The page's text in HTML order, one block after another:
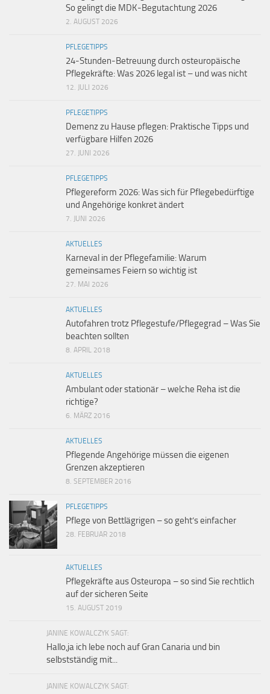
So gelingt die MDK-Begutachtung 2026
2. AUGUST 2026
PFLEGETIPPS
24-Stunden-Betreuung durch osteuropäische
Pflegekräfte: Was 2026 legal ist – und was nicht
12. JULI 2026
PFLEGETIPPS
Demenz zu Hause pflegen: Praktische Tipps und
verfügbare Hilfen 2026
27. JUNI 2026
PFLEGETIPPS
Pflegereform 2026: Was sich für Pflegebedürftige
und Angehörige konkret ändert
7. JUNI 2026
AKTUELLES
Karneval in der Pflegefamilie: Warum
gemeinsames Feiern so wichtig ist
27. MAI 2026
AKTUELLES
Autofahren trotz Pflegestufe/Pflegegrad – Was Sie
beachten sollten
8. APRIL 2018
AKTUELLES
Ambulant oder stationär – welche Reha ist die
richtige?
6. MÄRZ 2016
AKTUELLES
Pflegende Angehörige müssen die eigenen
Grenzen akzeptieren
8. SEPTEMBER 2016
PFLEGETIPPS
Pflege von Bettlägrigen – so geht’s einfacher
28. FEBRUAR 2018
AKTUELLES
Pflegekräfte aus Osteuropa – so sind Sie rechtlich
auf der sicheren Seite
15. AUGUST 2019
JANINE KOWALCZYK SAGT:
Hallo,ja ich lebe noch auf Gran Canaria und bin
selbstständig mit...
JANINE KOWALCZYK SAGT: